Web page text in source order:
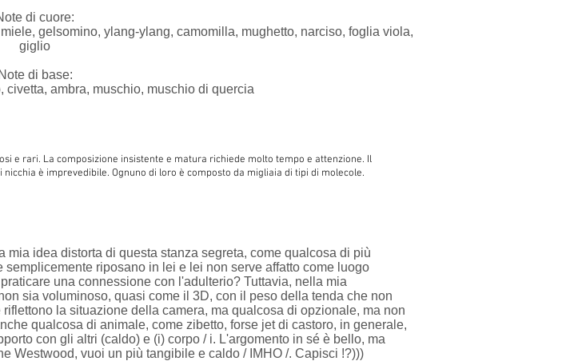
di cuore:
gelsomino, ylang-ylang, camomilla, mughetto, narciso, foglia viola,
giglio
Note di base:
civetta, ambra, muschio, muschio di quercia
e rari. La composizione insistente e matura richiede molto tempo e attenzione. Il
è imprevedibile. Ognuno di loro è composto da migliaia di tipi di molecole.
idea distorta di questa stanza segreta, come qualcosa di più
riposano in lei e lei non serve affatto come luogo
una connessione con l'adulterio? Tuttavia, nella mia
sia voluminoso, quasi come il 3D, con il peso della tenda che non
la situazione della camera, ma qualcosa di opzionale, ma non
qualcosa di animale, come zibetto, forse jet di castoro, in generale,
con gli altri (caldo) e (i) corpo / i. L'argomento in sé è bello, ma
Westwood, vuoi un più tangibile e caldo / IMHO /. Capisci !?)))